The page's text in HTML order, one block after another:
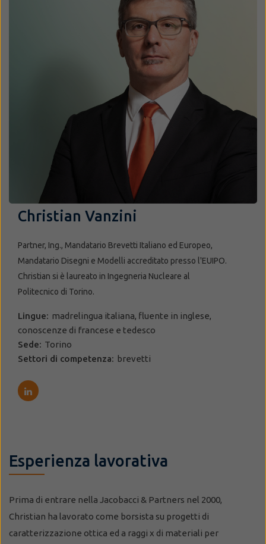
Christian Vanzini
Partner, Ing., Mandatario Brevetti Italiano ed Europeo,
Mandatario Disegni e Modelli accreditato presso l'EUIPO.
Christian si è laureato in Ingegneria Nucleare al
Politecnico di Torino.
Lingue: madrelingua italiana, fluente in inglese,
conoscenze di francese e tedesco
Sede: Torino
Settori di competenza: brevetti
Esperienza lavorativa
Prima di entrare nella Jacobacci & Partners nel 2000,
Christian ha lavorato come borsista su progetti di
caratterizzazione ottica ed a raggi x di materiali per